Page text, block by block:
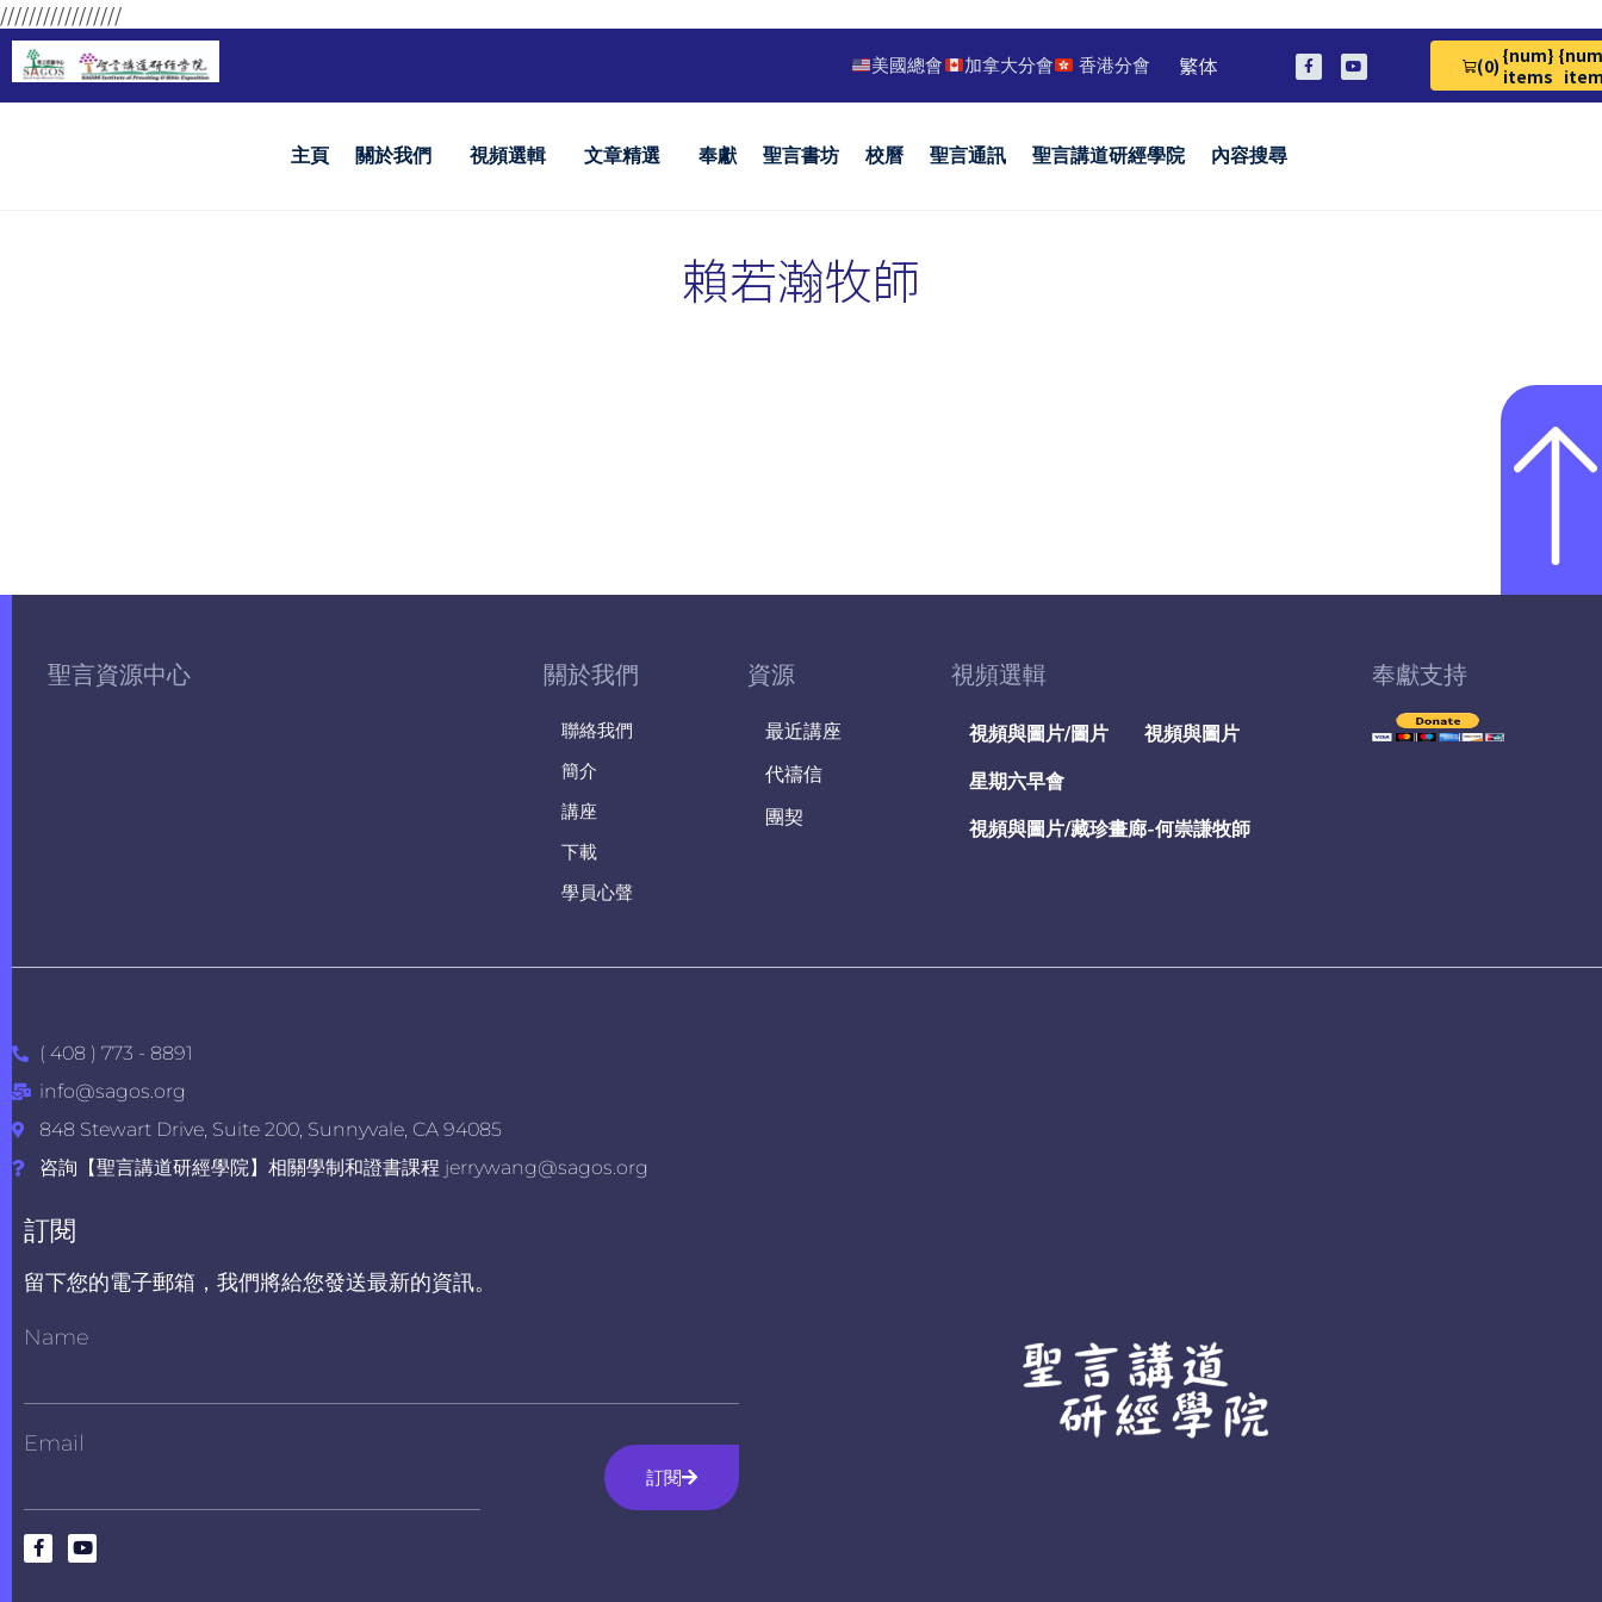
/////////////////
美國總會 加拿大分會 香港分會 繁体 (0)
View Cart 0
{num}
items
主頁 關於我們 視頻選輯 文章精選 奉獻 聖言書坊 校曆 聖言通訊 聖言講道研經學院 內容搜尋
賴若瀚牧師
聖言資源中心 關於我們
聯絡我們
簡介
講座
下載
學員心聲
資源
最近講座
代禱信
團契
視頻選輯
視頻與圖片/圖片
視頻與圖片
星期六早會
視頻與圖片/藏珍畫廊-何崇謙牧師
奉獻支持
( 408 ) 773 - 8891
info@sagos.org
848 Stewart Drive, Suite 200, Sunnyvale, CA 94085
咨詢【聖言講道研經學院】相關學制和證書課程 jerrywang@sagos.org
訂閱
留下您的電子郵箱，我們將給您發送最新的資訊。
Name
Email
訂閱